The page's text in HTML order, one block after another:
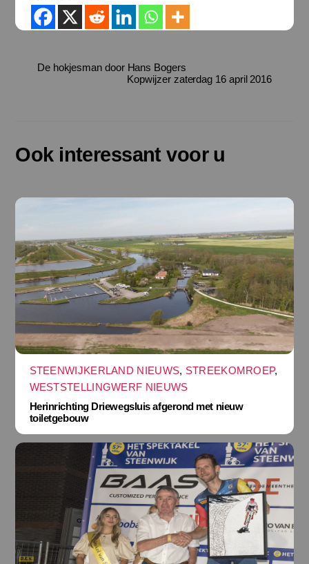
De hokjesman door Hans Bogers
Kopwijzer zaterdag 16 april 2016
Ook interessant voor u
STEENWIJKERLAND NIEUWS, STREEKOMROEP,
WESTSTELLINGWERF NIEUWS
Herinrichting Driewegsluis afgerond met nieuw
toiletgebouw